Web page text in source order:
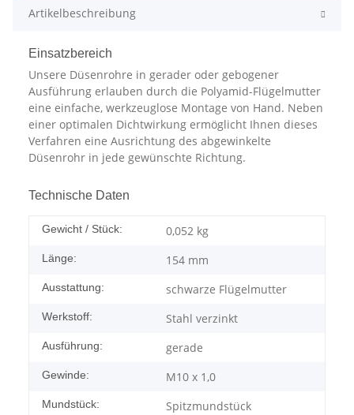
Artikelbeschreibung
Einsatzbereich
Unsere Düsenrohre in gerader oder gebogener
Ausführung erlauben durch die Polyamid-Flügelmutter
eine einfache, werkzeuglose Montage von Hand. Neben
einer optimalen Dichtwirkung ermöglicht Ihnen dieses
Verfahren eine Ausrichtung des abgewinkelte
Düsenrohr in jede gewünschte Richtung.
Technische Daten
Gewicht / Stück: 0,052 kg
Länge: 154 mm
Ausstattung: schwarze Flügelmutter
Werkstoff: Stahl verzinkt
Ausführung: gerade
Gewinde: M10 x 1,0
Mundstück: Spitzmundstück